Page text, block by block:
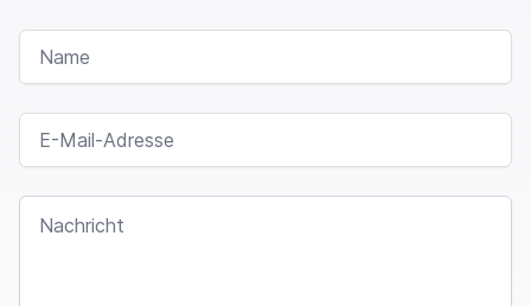
NAME
E-MAIL-ADRESSE
NACHRICHT